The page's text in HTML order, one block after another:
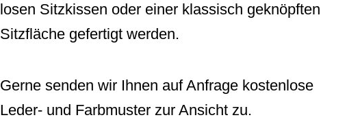
losen Sitzkissen oder einer klassisch geknöpften
Sitzfläche gefertigt werden.
Gerne senden wir Ihnen auf Anfrage kostenlose
Leder- und Farbmuster zur Ansicht zu.